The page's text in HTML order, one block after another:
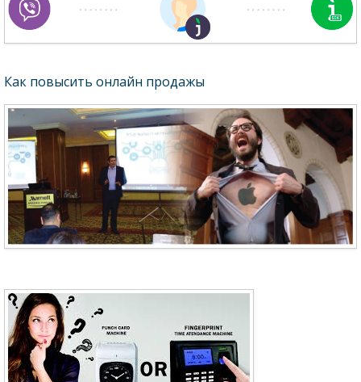
Как повысить онлайн продажы